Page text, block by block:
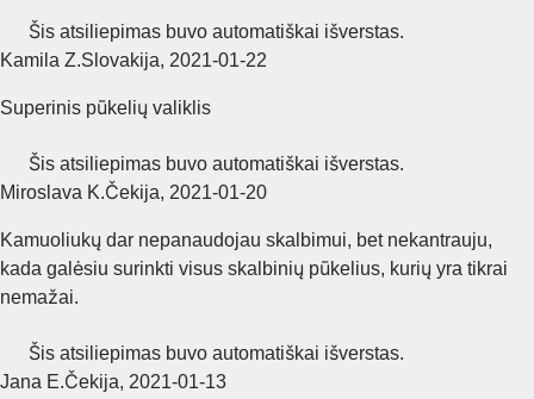
Šis atsiliepimas buvo automatiškai išverstas.
Kamila Z.Slovakija, 2021‑01‑22
Superinis pūkelių valiklis
Šis atsiliepimas buvo automatiškai išverstas.
Miroslava K.Čekija, 2021‑01‑20
Kamuoliukų dar nepanaudojau skalbimui, bet nekantrauju,
kada galėsiu surinkti visus skalbinių pūkelius, kurių yra tikrai
nemažai.
Šis atsiliepimas buvo automatiškai išverstas.
Jana E.Čekija, 2021‑01‑13